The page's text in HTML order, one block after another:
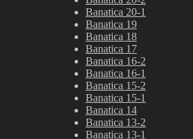
Banatica 20-1
Banatica 19
Banatica 18
Banatica 17
Banatica 16-2
Banatica 16-1
Banatica 15-2
Banatica 15-1
Banatica 14
Banatica 13-2
Banatica 13-1